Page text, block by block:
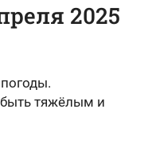
2025
быть тяжёлым и